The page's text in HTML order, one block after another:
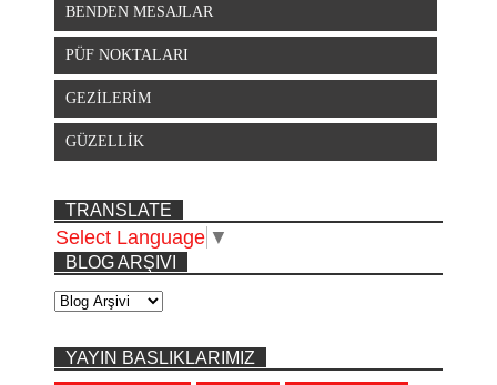
BENDEN MESAJLAR
PÜF NOKTALARI
GEZİLERİM
GÜZELLİK
TRANSLATE
Select Language ▼
BLOG ARŞIVI
YAYIN BASLIKLARIMIZ